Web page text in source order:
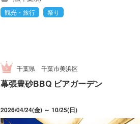
観光・旅行
祭り
千葉県 千葉市美浜区
幕張豊砂BBQ ビアガーデン
2026/04/24(金) ～ 10/25(日)